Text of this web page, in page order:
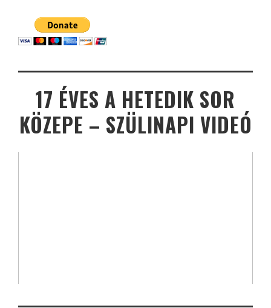
17 ÉVES A HETEDIK SOR
KÖZEPE – SZÜLINAPI VIDEÓ